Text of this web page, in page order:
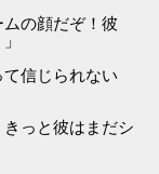
の顔だぞ！彼
信じられない
っと彼はまだシ